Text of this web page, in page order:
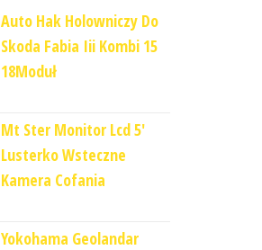
Auto Hak Holowniczy Do
Skoda Fabia Iii Kombi 15
18Moduł
Mt Ster Monitor Lcd 5'
Lusterko Wsteczne
Kamera Cofania
Yokohama Geolandar